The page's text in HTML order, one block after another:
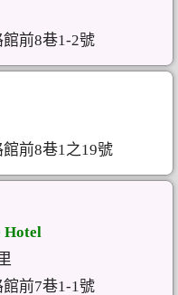
前8巷1-2號
前8巷1之19號
Hotel
前7巷1-1號